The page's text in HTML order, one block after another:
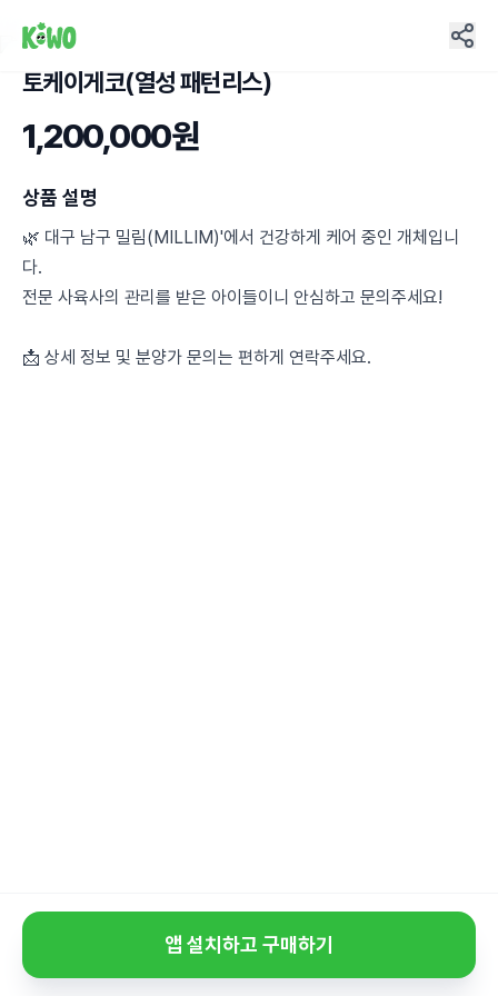
토케이게코(열성 패턴리스)
1,200,000원
상품 설명
🌿 대구 남구 밀림(MILLIM)'에서 건강하게 케어 중인 개체입니
다.
전문 사육사의 관리를 받은 아이들이니 안심하고 문의주세요!
📩 상세 정보 및 분양가 문의는 편하게 연락주세요.
앱 설치하고 구매하기